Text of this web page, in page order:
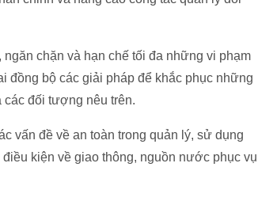
chặn và hạn chế tối đa những vi phạm
đồng bộ các giải pháp để khắc phục những
các đối tượng nêu trên.
vấn đề về an toàn trong quản lý, sử dụng
kiện về giao thông, nguồn nước phục vụ